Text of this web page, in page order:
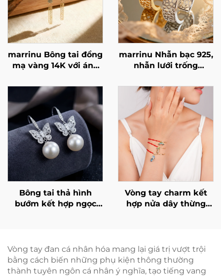
marrinu Bông tai đồng
mạ vàng 14K với ánh
marrinu Nhẫn bạc 925,
nhẫn lưới trống
nhẫn cao cấp độc
quyền có thể tùy
chỉnh, BXRAG001
Bông tai thả hình
bướm kết hợp ngọc
Vòng tay charm kết
hợp nửa dây thừng
Vòng tay đan cá nhân hóa mang lại giá trị vượt trội
bằng cách biến những phụ kiện thông thường
thành tuyên ngôn cá nhân ý nghĩa, tạo tiếng vang